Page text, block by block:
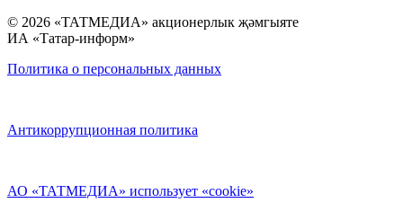
© 2026 «ТАТМЕДИА» акционерлык җәмгыяте
ИА «Татар-информ»
Политика о персональных данных
Антикоррупционная политика
АО «ТАТМЕДИА» использует «cookie»